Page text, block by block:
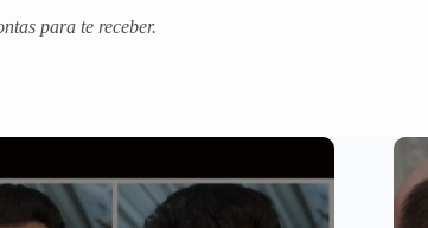
para te receber.